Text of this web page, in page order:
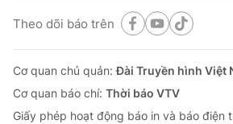
Theo dõi báo trên
Cơ quan chủ quản:Đài Truyền hình Việt
Cơ quan báo chí: Thời báo VTV
Giấy phép hoạt động báo in và báo điện